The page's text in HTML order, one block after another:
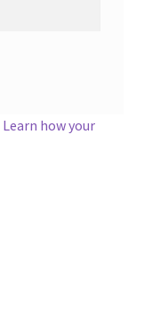
Learn how your